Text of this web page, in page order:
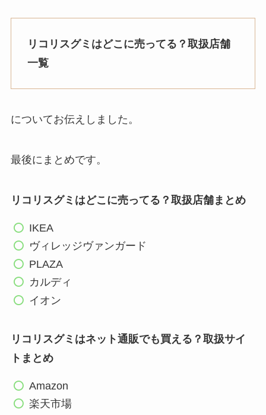
リコリスグミはどこに売ってる？取扱店舗
一覧
についてお伝えしました。
最後にまとめです。
リコリスグミはどこに売ってる？取扱店舗まとめ
IKEA
ヴィレッジヴァンガード
PLAZA
カルディ
イオン
リコリスグミはネット通販でも買える？取扱サイ
トまとめ
Amazon
楽天市場